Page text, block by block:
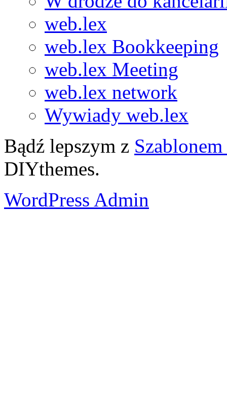
web.lex
web.lex Bookkeeping
web.lex Meeting
web.lex network
Wywiady web.lex
Bądź lepszym z
DIYthemes.
WordPress Admin